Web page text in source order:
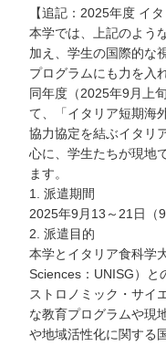
【追記：2025年度 イ
本学では、上記のよう
加え、学生の国際的な
プログラムにも力を入
同年度（2025年9月上
て、「イタリア短期海
協力協定を結ぶイタリ
心に、学生たちが現地
ます。
1. 派遣期間
2025年9月13～21日（9
2. 派遣目的
本学とイタリア食科学
Sciences：UNISG）と
ストロノミック・サイ
な教育プログラムや現
や地域活性化に関する